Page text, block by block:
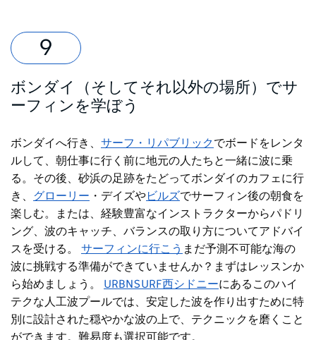
ボンダイ（そしてそれ以外の場所）でサ
ーフィンを学ぼう
ボンダイへ行き、 サーフ・リパブリックでボードをレンタ
ルして
、朝仕事に行く前に地元の人たちと一緒に波に乗
る。その後、砂浜の足跡をたどってボンダイのカフェに行
き、 グローリー ・デイズやビルズでサーフィン後の朝食を
楽しむ。または、経験豊富なインストラクターからパドリ
ング、波のキャッチ、バランスの取り方についてアドバイ
スを受ける。
サーフィンに行こう まだ予測不可​​能な海の
波に挑戦する準備ができていませんか？まずはレッスンか
ら始めましょう。
URBNSURF西シドニーにある このハイ
テクな人工波プールでは、安定した波を作り出すために特
別に設計された穏やかな波の上で、テクニックを磨くこと
ができます。難易度も選択可能です。